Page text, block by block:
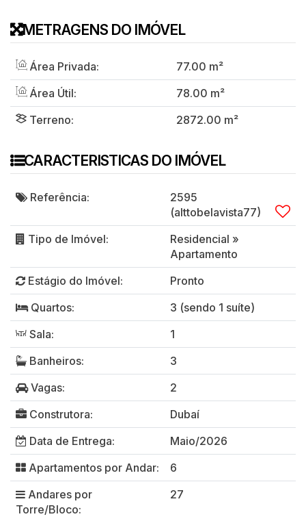
METRAGENS DO IMÓVEL
Área Privada: 77.00 m²
Área Útil:
78.00 m²
Terreno:
2872.00 m²
CARACTERISTICAS DO IMÓVEL
Referência:
2595
(alttobelavista77)
Tipo de Imóvel:
Residencial »
Apartamento
Estágio do Imóvel:
Pronto
Quartos:
3 (sendo 1 suíte)
Sala:
1
Banheiros:
3
Vagas:
2
Construtora:
Dubaí
Data de Entrega:
Maio/2026
Apartamentos por Andar:
6
Andares por
Torre/Bloco:
27